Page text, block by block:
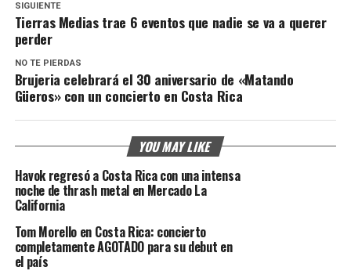
SIGUIENTE
Tierras Medias trae 6 eventos que nadie se va a querer
perder
NO TE PIERDAS
Brujeria celebrará el 30 aniversario de «Matando
Güeros» con un concierto en Costa Rica
YOU MAY LIKE
Havok regresó a Costa Rica con una intensa
noche de thrash metal en Mercado La
California
Tom Morello en Costa Rica: concierto
completamente AGOTADO para su debut en
el país